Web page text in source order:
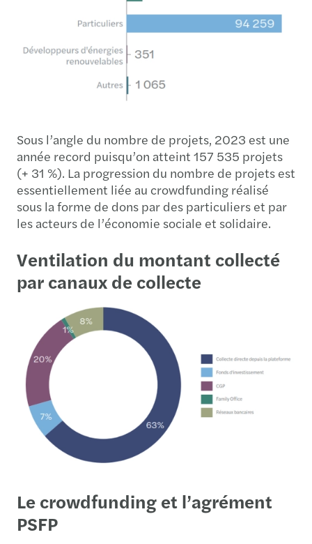
Sous l’angle du nombre de projets, 2023 est une
année record puisqu’on atteint 157 535 projets
(+ 31 %). La progression du nombre de projets est
essentiellement liée au crowdfunding réalisé
sous la forme de dons par des particuliers et par
les acteurs de l’économie sociale et solidaire.
Ventilation du montant collecté
par canaux de collecte
Le crowdfunding et l’agrément
PSFP